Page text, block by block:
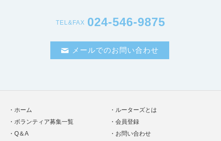
TEL&FAX 024-546-9875
メールでのお問い合わせ
ホーム
ルーターズとは
ボランティア募集一覧
会員登録
Q＆A
お問い合わせ